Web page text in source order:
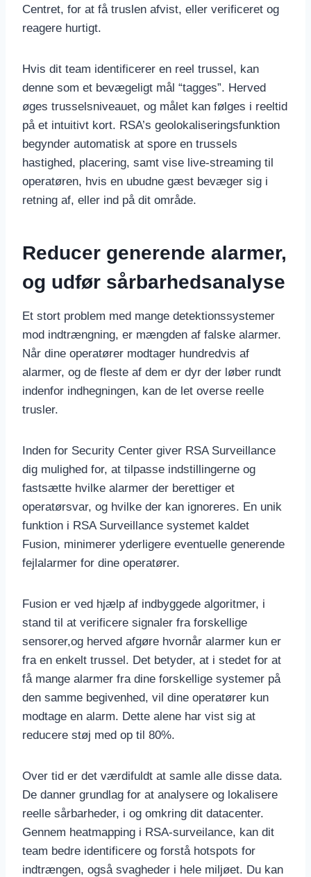
Centret, for at få truslen afvist, eller verificeret og
reagere hurtigt.
Hvis dit team identificerer en reel trussel, kan
denne som et bevægeligt mål “tagges”. Herved
øges trusselsniveauet, og målet kan følges i reeltid
på et intuitivt kort. RSA’s geolokaliseringsfunktion
begynder automatisk at spore en trussels
hastighed, placering, samt vise live-streaming til
operatøren, hvis en ubudne gæst bevæger sig i
retning af, eller ind på dit område.
Reducer generende alarmer,
og udfør sårbarhedsanalyse
Et stort problem med mange detektionssystemer
mod indtrængning, er mængden af falske alarmer.
Når dine operatører modtager hundredvis af
alarmer, og de fleste af dem er dyr der løber rundt
indenfor indhegningen, kan de let overse reelle
trusler.
Inden for Security Center giver RSA Surveillance
dig mulighed for, at tilpasse indstillingerne og
fastsætte hvilke alarmer der berettiger et
operatørsvar, og hvilke der kan ignoreres. En unik
funktion i RSA Surveillance systemet kaldet
Fusion, minimerer yderligere eventuelle generende
fejlalarmer for dine operatører.
Fusion er ved hjælp af indbyggede algoritmer, i
stand til at verificere signaler fra forskellige
sensorer,og herved afgøre hvornår alarmer kun er
fra en enkelt trussel. Det betyder, at i stedet for at
få mange alarmer fra dine forskellige systemer på
den samme begivenhed, vil dine operatører kun
modtage en alarm. Dette alene har vist sig at
reducere støj med op til 80%.
Over tid er det værdifuldt at samle alle disse data.
De danner grundlag for at analysere og lokalisere
reelle sårbarheder, i og omkring dit datacenter.
Gennem heatmapping i RSA-surveilance, kan dit
team bedre identificere og forstå hotspots for
indtrængen, også svagheder i hele miljøet. Du kan